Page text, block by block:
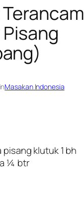
Masakan Indonesia
pisang klutuk 1 bh
¼ btr